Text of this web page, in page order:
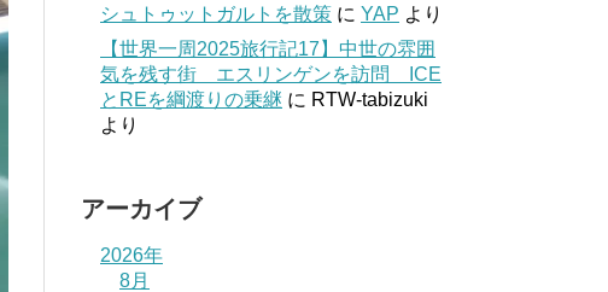
シュトゥットガルトを散策 に YAP より
【世界一周2025旅行記17】中世の雰囲
気を残す街 エスリンゲンを訪問 ICE
とREを綱渡りの乗継 に RTW-tabizuki
より
アーカイブ
2026年
8月